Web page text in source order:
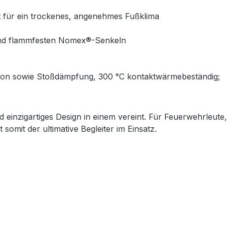
ein trockenes, angenehmes Fußklima
flammfesten Nomex®-Senkeln
sowie Stoßdämpfung, 300 °C kontaktwärmebeständig;
Design in einem vereint. Für Feuerwehrleute,
der ultimative Begleiter im Einsatz.